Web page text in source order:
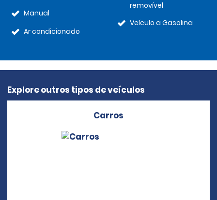
Manual
Ar condicionado
removível
Veículo a Gasolina
Explore outros tipos de veículos
Carros